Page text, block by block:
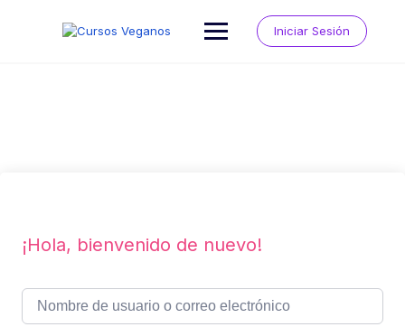
Iniciar Sesión
¡Hola, bienvenido de nuevo!